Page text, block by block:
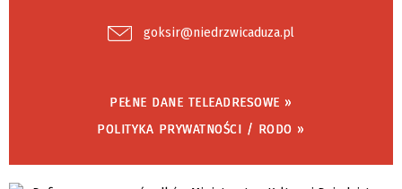
goksir@niedrzwicaduza.pl
PEŁNE DANE TELEADRESOWE »
POLITYKA PRYWATNOŚCI / RODO »